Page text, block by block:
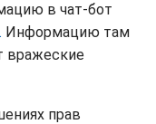
в чат-бот
Информацию там
вражеские
прав